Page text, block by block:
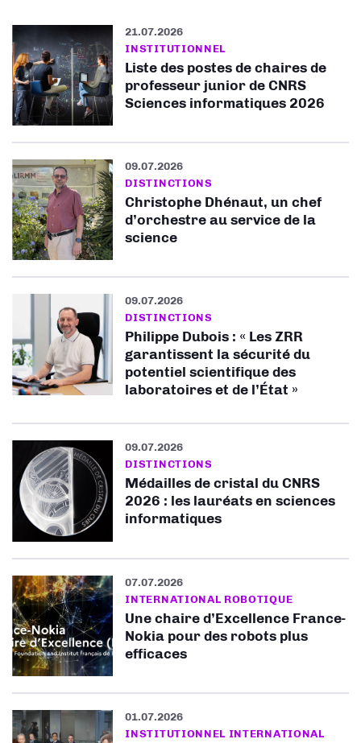
21.07.2026
INSTITUTIONNEL
Liste des postes de chaires de
professeur junior de CNRS
Sciences informatiques 2026
09.07.2026
DISTINCTIONS
Christophe Dhénaut, un chef
d’orchestre au service de la
science
09.07.2026
DISTINCTIONS
Philippe Dubois : « Les ZRR
garantissent la sécurité du
potentiel scientifique des
laboratoires et de l’État »
09.07.2026
DISTINCTIONS
Médailles de cristal du CNRS
2026 : les lauréats en sciences
informatiques
07.07.2026
INTERNATIONAL ROBOTIQUE
Une chaire d’Excellence France-
Nokia pour des robots plus
efficaces
01.07.2026
INSTITUTIONNEL INTERNATIONAL